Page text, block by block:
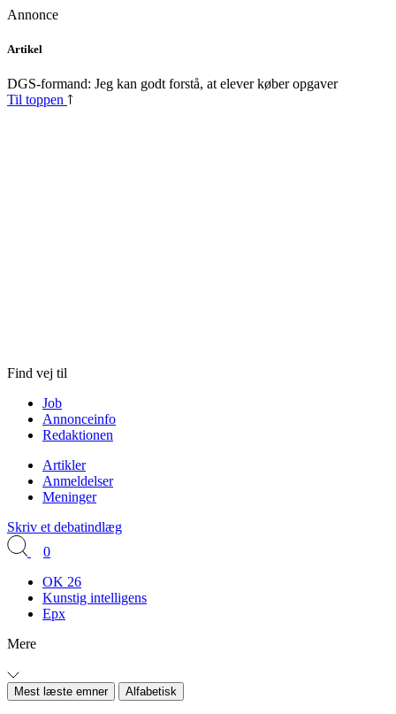
Annonce
Skip
content
Artikel
DGS-formand: Jeg kan godt forstå, at elever køber opgaver
Til toppen
Find vej til
Job
Annonceinfo
Redaktionen
Artikler
Anmeldelser
Meninger
Skriv et debatindlæg
0
OK 26
Kunstig intelligens
Epx
Mere
Mest læste emner Alfabetisk